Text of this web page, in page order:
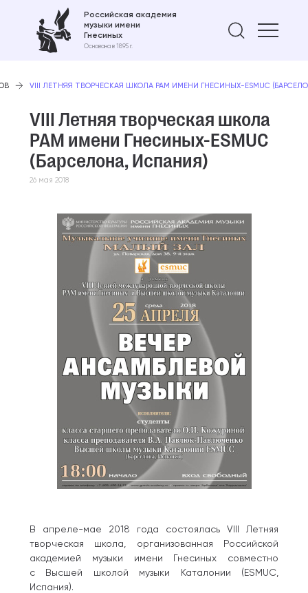
Российская академия
музыки имени
Гнесиных
Основана в 1895 г.
Найти
VIII ЛЕТНЯЯ ТВОРЧЕСКАЯ ШКОЛА РАМ ИМЕНИ ГНЕСИНЫХ-ESMUC
VIII Летняя творческая школа
РАМ имени Гнесиных-ESMUC
(Барселона, Испания)
26 мая 2018
В апреле-мае 2018 года состоялась VIII Летняя
творческая школа, организованная Российской
академией музыки имени Гнесиных совместно
с Высшей школой музыки Каталонии (ESMUC,
Испания).